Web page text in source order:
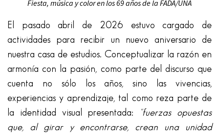
Fiesta, música y color en los 69 años de la FADA/UNA
El pasado abril de 2026 estuvo cargado de
actividades para recibir un nuevo aniversario de
nuestra casa de estudios. Conceptualizar la razón en
armonía con la pasión, como parte del discurso que
cuenta no sólo los años, sino las vivencias,
experiencias y aprendizaje, tal como reza parte de
la identidad visual presentada:
“fuerzas opuestas
que, al girar y encontrarse, crean una unidad